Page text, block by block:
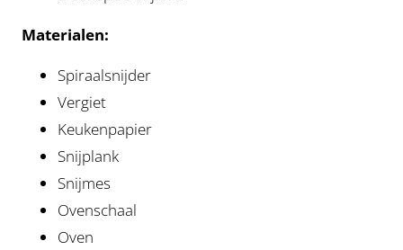
Materialen:
Spiraalsnijder
Vergiet
Keukenpapier
Snijplank
Snijmes
Ovenschaal
Oven